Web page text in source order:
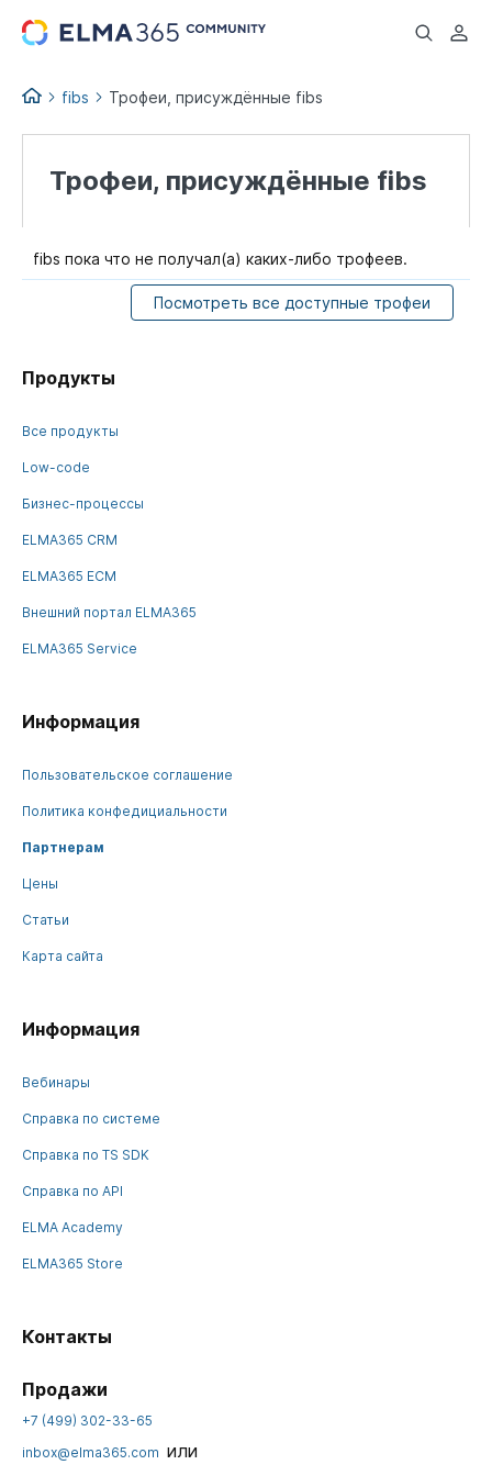
...
fibs Трофеи, присуждённые fibs
Трофеи, присуждённые fibs
fibs пока что не получал(а) каких-либо трофеев.
Посмотреть все доступные трофеи
Продукты
Все продукты
Low-code
Бизнес-процессы
ELMA365 CRM
ELMA365 ECM
Внешний портал ELMA365
ELMA365 Service
Информация
Пользовательское соглашение
Политика конфедициальности
Партнерам
Цены
Статьи
Карта сайта
Информация
Вебинары
Справка по системе
Справка по TS SDK
Справка по API
ELMA Academy
ELMA365 Store
Контакты
Продажи
+7 (499) 302-33-65
inbox@elma365.com или